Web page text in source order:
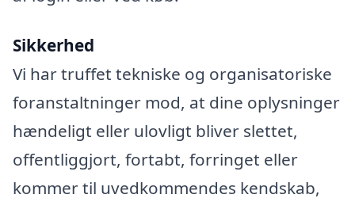
Sikkerhed
Vi har truffet tekniske og organisatoriske
foranstaltninger mod, at dine oplysninger
hændeligt eller ulovligt bliver slettet,
offentliggjort, fortabt, forringet eller
kommer til uvedkommendes kendskab,